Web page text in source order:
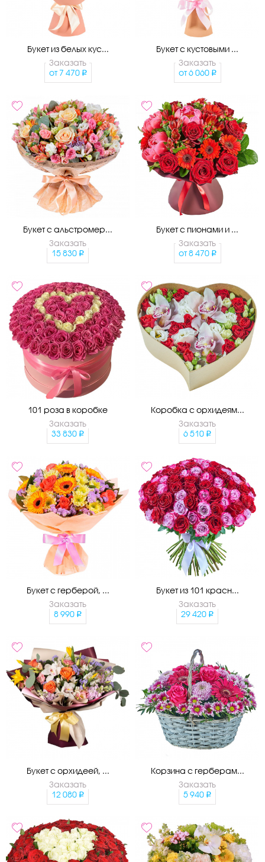
Букет из белых кус...
Заказать
от 7 470
Букет с кустовыми ...
Заказать
от 6 060
Букет с альстромер...
Заказать
15 830
Букет с пионами и ...
Заказать
от 8 470
101 роза в коробке
Заказать
33 830
Коробка с орхидеям...
Заказать
6 510
Букет с герберой, ...
Заказать
8 990
Букет из 101 красн...
Заказать
29 420
Букет с орхидеей, ...
Заказать
12 080
Корзина с герберам...
Заказать
5 940